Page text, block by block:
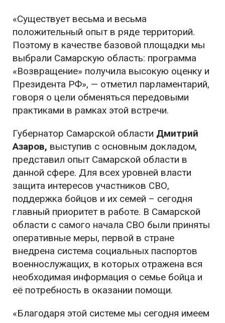
«Существует весьма и весьма
положительный опыт в ряде территорий.
Поэтому в качестве базовой площадки мы
выбрали Самарскую область: программа
«Возвращение» получила высокую оценку и
Президента РФ», — отметил парламентарий,
говоря о цели обменяться передовыми
практиками в рамках этой встречи.
Губернатор Самарской области Дмитрий
Азаров, выступив с основным докладом,
представил опыт Самарской области в
данной сфере. Для всех уровней власти
защита интересов участников СВО,
поддержка бойцов и их семей – сегодня
главный приоритет в работе. В Самарской
области с самого начала СВО были приняты
оперативные меры, первой в стране
внедрена система социальных паспортов
военнослужащих, в которых отражена вся
необходимая информация о семье бойца и
её потребность в оказании помощи.
«Благодаря этой системе мы сегодня имеем